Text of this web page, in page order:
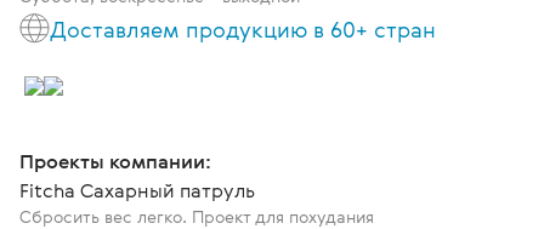
Доставляем продукцию в 60+ стран
Проекты компании:
Fitcha Сахарный патруль
Сбросить вес легко. Проект для похудания